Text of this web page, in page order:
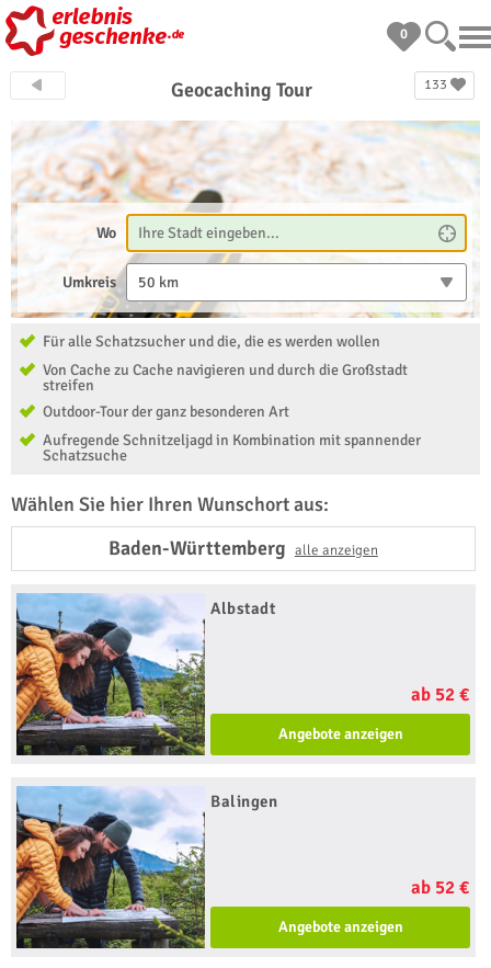
0
133
Geocaching Tour
Wo
Umkreis 50 km
Für alle Schatzsucher und die, die es werden wollen
Von Cache zu Cache navigieren und durch die Großstadt
streifen
Outdoor-Tour der ganz besonderen Art
Aufregende Schnitzeljagd in Kombination mit spannender
Schatzsuche
Wählen Sie hier Ihren Wunschort aus:
Baden-Württemberg alle anzeigen
Albstadt
ab 52 €
Angebote anzeigen
Balingen
ab 52 €
Angebote anzeigen